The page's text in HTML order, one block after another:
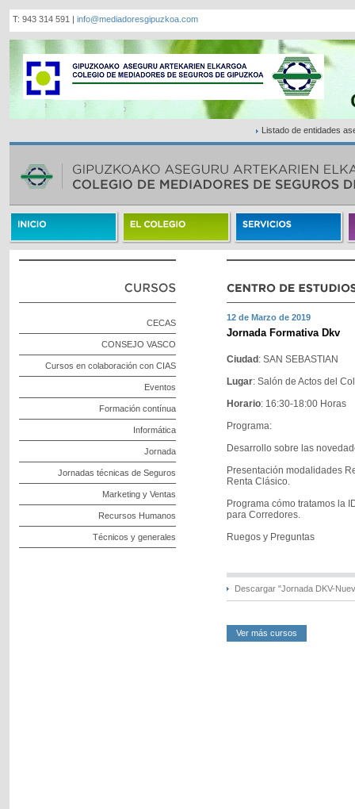
T: 943 314 591 | info@mediadoresgipuzkoa.com
Listado de entidades
CECAS
CONSEJO VASCO
Cursos en colaboración con CIAS
Eventos
Formación contínua
Informática
Jornada
Jornadas técnicas de Seguros
Marketing y Ventas
Recursos Humanos
Técnicos y generales
12 de Marzo de 2019
Jornada Formativa Dkv
Ciudad : SAN SEBASTIAN
Lugar: Salón de Actos del
Horario: 16:30-18:00 Horas
Programa:
Desarrollo sobre las
Presentación modalidades
Renta Clásico.
Programa cómo tratamos la
para Corredores.
Ruegos y Preguntas
Descargar "Jornada DKV-
Ver más cursos